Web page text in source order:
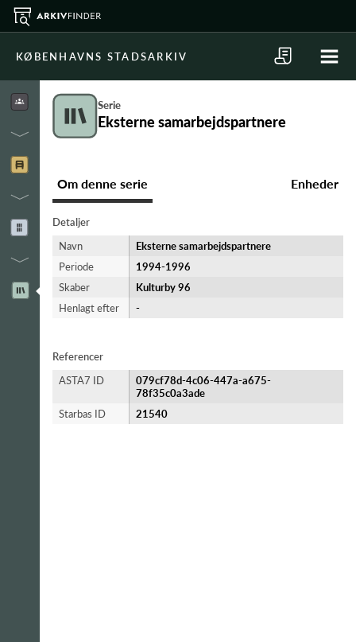
KØBENHAVNS STADSARKIV
Serie
Eksterne samarbejdspartnere
Om denne serie Enheder
Detaljer
Navn
Eksterne samarbejdspartnere
Periode
1994-​1996
Skaber
Kulturby 96
Henlagt efter
-
Referencer
ASTA7 ID
079cf78d-4c06-447a-a675-
78f35c0a3ade
Starbas ID
21540